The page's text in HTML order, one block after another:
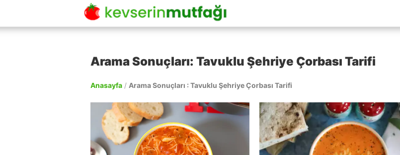
Arama Sonuçları: Tavuklu Şehriye Çorbası Tarifi
Anasayfa / Arama Sonuçları : Tavuklu Şehriye Çorbası Tarifi